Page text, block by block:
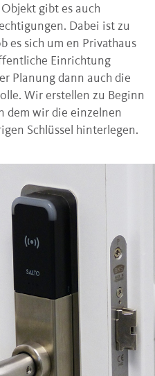
gibt es auch
Dabei ist zu
es sich um en Privathaus
Einrichtung
Planung dann auch die
Wir erstellen zu Beginn
dem wir die einzelnen
Schlüssel hinterlegen.